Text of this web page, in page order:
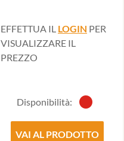
EFFETTUA IL LOGIN PER
VISUALIZZARE IL
PREZZO
Disponibilità:
VAI AL PRODOTTO